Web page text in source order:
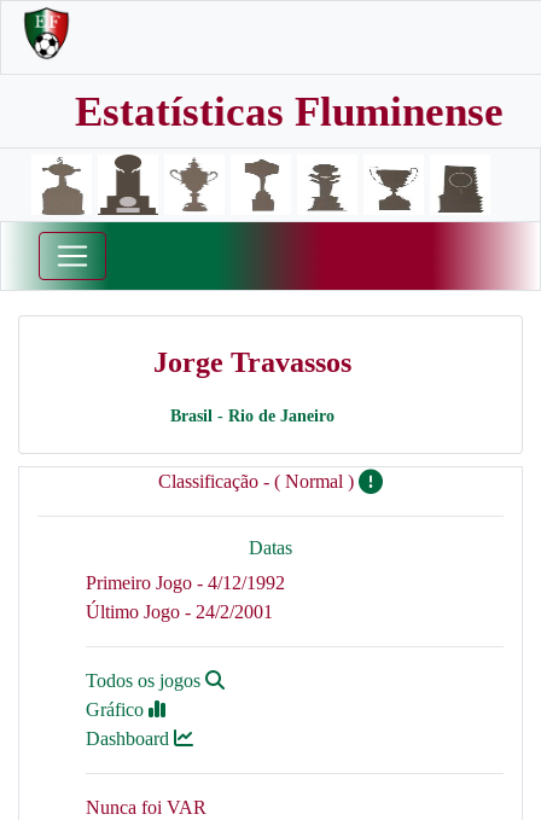
Estatísticas Fluminense
Jorge Travassos
Brasil - Rio de Janeiro
Classificação - ( Normal )
Datas
Primeiro Jogo - 4/12/1992
Último Jogo - 24/2/2001
Todos os jogos
Gráfico
Dashboard
Nunca foi VAR